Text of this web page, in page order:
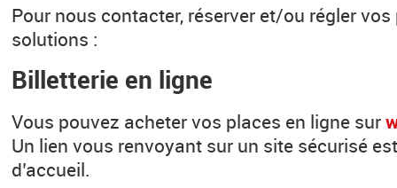
Pour nous contacter, réserver et/ou régler
solutions :
Billetterie en ligne
Vous pouvez acheter vos places en ligne sur
Un lien vous renvoyant sur un site sécurisé
d’accueil.